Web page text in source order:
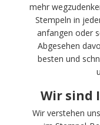
mehr
Stempeln in
anfangen oder
Abgesehen
besten und
Wir sind
Wir verstehen